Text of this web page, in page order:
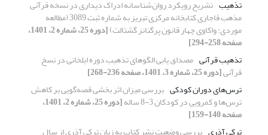
تذهیب تشریح رویکرد روان‌شناسانه ادراک دیداری در نسخه قرآنی
مذهب قاجاری کتابخانه مرکزی تبریز به شماره ثبت 3089 (مطالعه
موردی: واکاوی چهار قانون پرگنانز گشتالت) [دوره 25، شماره 2، 1401،
صفحه 258-294]
تذهیب قرآنی مصداق یابی الگوهای تذهیب دوره ایلخانی در نسخ
قرآنی[دوره 25، شماره 3، 1401، صفحه 236-268]
ترس‌های دوران کودکی بررسی میزان اثر بخشی قصه‌گویی بر کاهش
ترس‌ها و کمرویی در کودکان 3-8 ساله [دوره 25، شماره 2، 1401،
صفحه 140-159]
ترکی آذری بررسی وضعیت نشر کتاب به زبان ترکی آذری از سال